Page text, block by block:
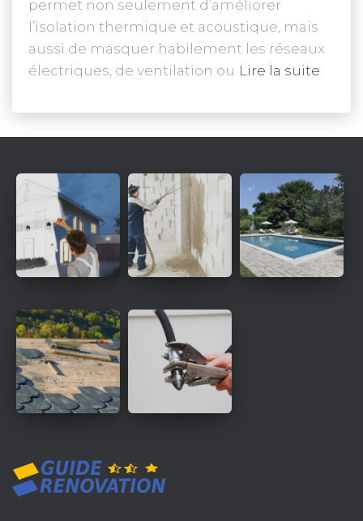
permet non seulement d’améliorer
l’isolation thermique et acoustique, mais
aussi de masquer habilement les réseaux
électriques, de ventilation ou Lire la suite